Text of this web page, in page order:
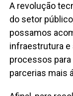
A revolução
do setor
possamos
infraestrutura e
processos
parcerias mais